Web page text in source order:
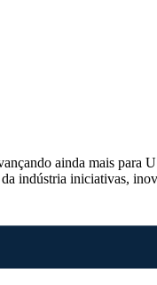
ainda mais para
indústria iniciativas,